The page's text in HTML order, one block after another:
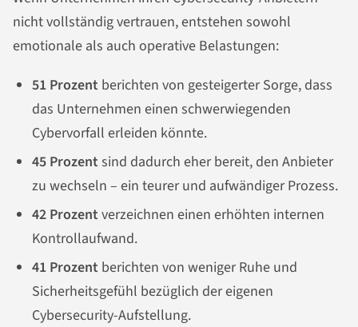
nicht vollständig vertrauen, entstehen sowohl
emotionale als auch operative Belastungen:
51 Prozent berichten von gesteigerter Sorge, dass
das Unternehmen einen schwerwiegenden
Cybervorfall erleiden könnte.
45 Prozent sind dadurch eher bereit, den Anbieter
zu wechseln – ein teurer und aufwändiger Prozess.
42 Prozent verzeichnen einen erhöhten internen
Kontrollaufwand.
41 Prozent berichten von weniger Ruhe und
Sicherheitsgefühl bezüglich der eigenen
Cybersecurity-Aufstellung.